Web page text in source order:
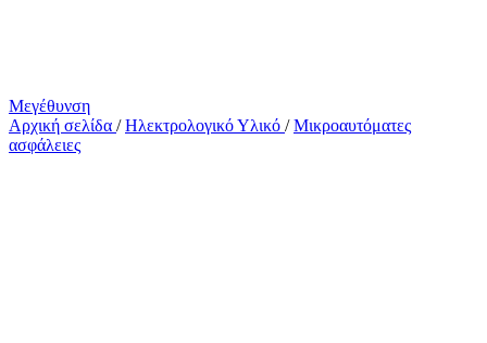
Μεγέθυνση
Αρχική σελίδα / Ηλεκτρολογικό Υλικό / Μικροαυτόματες
ασφάλειες